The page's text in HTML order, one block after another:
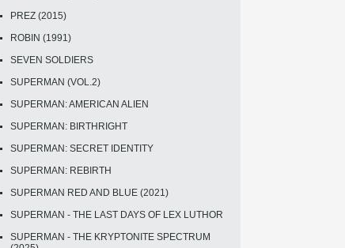
PREZ (2015)
ROBIN (1991)
SEVEN SOLDIERS
SUPERMAN (VOL.2)
SUPERMAN: AMERICAN ALIEN
SUPERMAN: BIRTHRIGHT
SUPERMAN: SECRET IDENTITY
SUPERMAN: REBIRTH
SUPERMAN RED AND BLUE (2021)
SUPERMAN - THE LAST DAYS OF LEX LUTHOR
SUPERMAN - THE KRYPTONITE SPECTRUM